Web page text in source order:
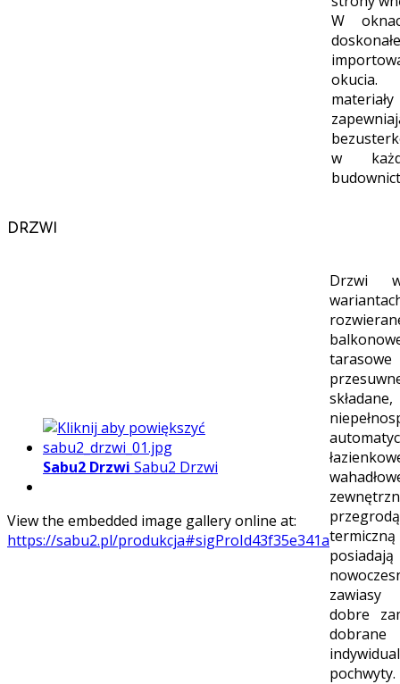
W
okucia.
w
DRZWI
Sabu2 Drzwi Sabu2 Drzwi
View the embedded image gallery online at:
https://sabu2.pl/produkcja#sigProId43f35e341a
Drzwi
tarasowe
przegrodą
termiczną
posiadają
dobre
dobrane
pochwyty.